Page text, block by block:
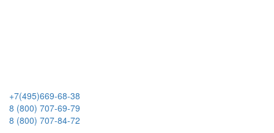
+7(495)669-68-38
8 (800) 707-69-79
8 (800) 707-84-72